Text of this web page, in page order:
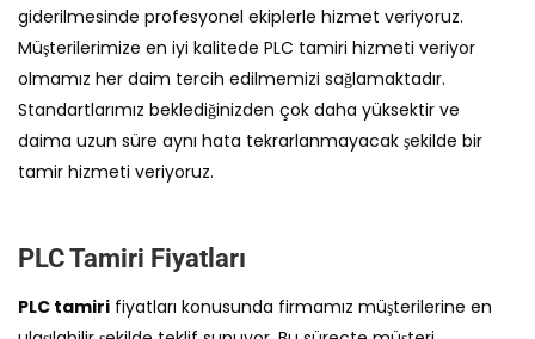
giderilmesinde profesyonel ekiplerle hizmet veriyoruz.
Müşterilerimize en iyi kalitede PLC tamiri hizmeti veriyor
olmamız her daim tercih edilmemizi sağlamaktadır.
Standartlarımız beklediğinizden çok daha yüksektir ve
daima uzun süre aynı hata tekrarlanmayacak şekilde bir
tamir hizmeti veriyoruz.
PLC Tamiri Fiyatları
PLC tamiri fiyatları konusunda firmamız müşterilerine en